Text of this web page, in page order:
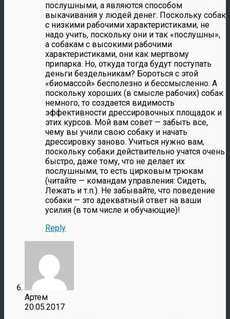
послушными, а являются способом
выкачивания у людей денег. Поскольку собак
с низкими рабочими характеристиками, не
надо учить, поскольку они и так «послушны»,
а собакам с высокими рабочими
характеристиками, они как мертвому
припарка. Но, откуда тогда будут поступать
деньги бездельникам? Бороться с этой
«биомассой» бесполезно и бессмысленно. А
поскольку хороших (в смысле рабочих) собак
немного, то создается видимость
эффективности дрессировочных площадок и
этих курсов. Мой вам совет — забыть все,
чему вы учили свою собаку и начать
дрессировку заново. Учиться нужно вам,
поскольку собаки действительно учатся очень
быстро, даже тому, что не делает их
послушными, то есть цирковым трюкам
(читайте — командам управления: Сидеть,
Лежать и т.п.). Не забывайте, что поведение
собаки — это адекватный ответ на ваши
усилия (в том числе и обучающие)!
Reply
Артем
20.05.2017